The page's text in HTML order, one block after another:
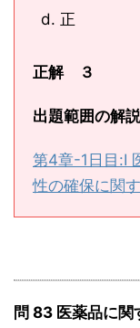
正
正解 ３
出題範囲の解
第4章-1日目:Ⅰ
性の確保に関
問 83 医薬品に関